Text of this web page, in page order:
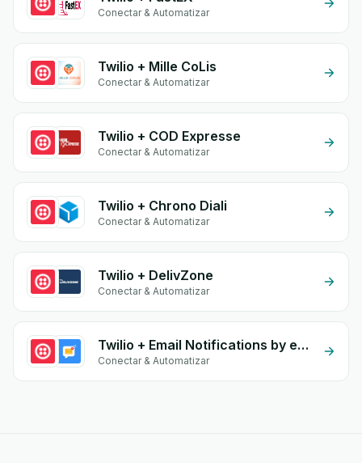
Conectar & Automatizar
Twilio + Mille CoLis
Conectar & Automatizar
Twilio + COD Expresse
Conectar & Automatizar
Twilio + Chrono Diali
Conectar & Automatizar
Twilio + DelivZone
Conectar & Automatizar
Twilio + Email Notifications by eGrow
Conectar & Automatizar